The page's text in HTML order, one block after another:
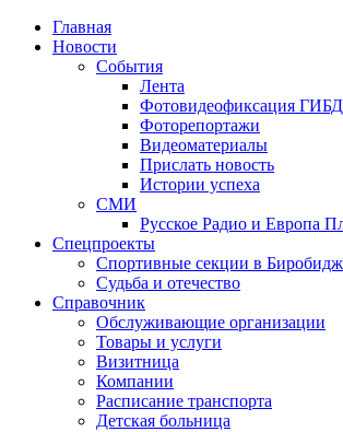
Главная
Новости
События
Лента
Фотовидеофиксация
Фоторепортажи
Видеоматериалы
Прислать новость
Истории успеха
СМИ
Русское Радио и Европа
Спецпроекты
Спортивные секции в
Судьба и отечество
Справочник
Обслуживающие организации
Товары и услуги
Визитница
Компании
Расписание транспорта
Детская больница